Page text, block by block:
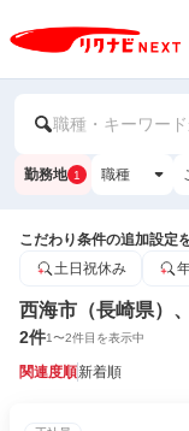
職種・キーワー
勤務地 1 職種
こだわり条件の追加設定
土日祝休み
西海市（長崎県）
2件1〜2件目を表示中
関連度順新着順